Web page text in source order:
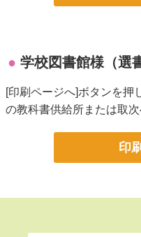
学校図書館様（選
[印刷ページへ]ボタンを押
の教科書供給所または取次
印